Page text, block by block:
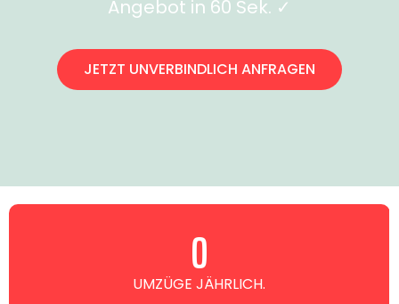
Angebot in 60 Sek. ✓
JETZT UNVERBINDLICH ANFRAGEN
UMZÜGE JÄHRLICH.
0